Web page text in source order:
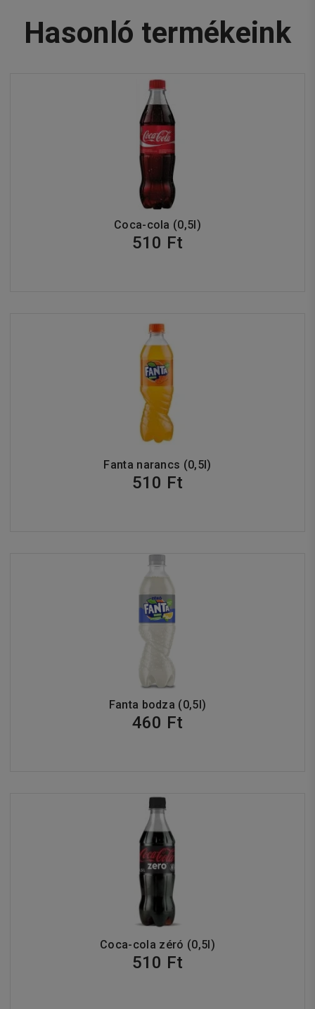
Hasonló termékeink
Coca-cola (0,5l)
510 Ft
Fanta narancs (0,5l)
510 Ft
Fanta bodza (0,5l)
460 Ft
Coca-cola zéró (0,5l)
510 Ft